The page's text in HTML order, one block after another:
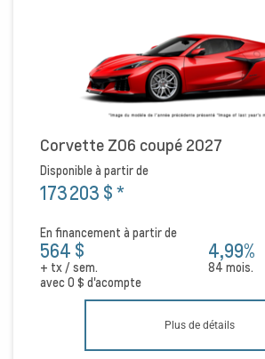
Corvette Z06 coupé 2027
Disponible à partir de
173 203 $*
En financement à partir de
564 $
+ tx / sem.
4,99%
84 mois.
avec0 $ d'acompte
Plus de détails